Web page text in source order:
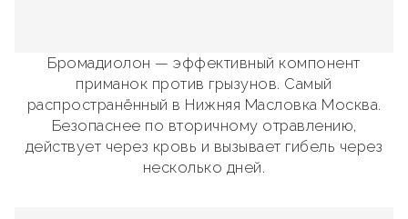
Бромадиолон — эффективный компонент
приманок против грызунов. Самый
распространённый в Нижняя Масловка Москва.
Безопаснее по вторичному отравлению,
действует через кровь и вызывает гибель через
несколько дней.